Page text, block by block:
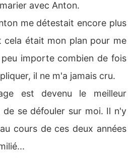
avec Anton.
me détestait encore plus
était mon plan pour me
importe combien de fois
il ne m'a jamais cru.
est devenu le meilleur
se défouler sur moi. Il n'y
cours de ces deux années